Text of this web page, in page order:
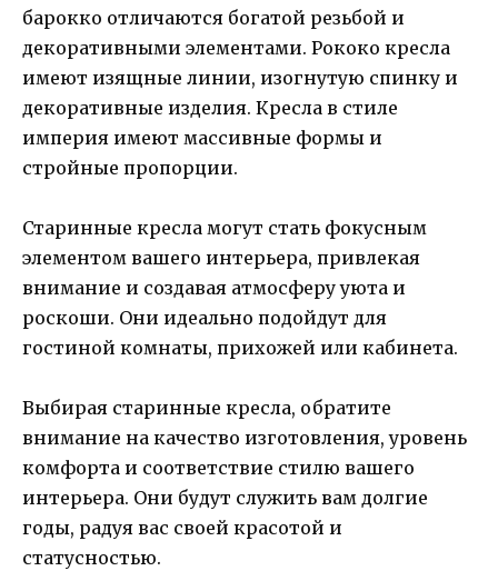
барокко отличаются богатой резьбой и
декоративными элементами. Рококо кресла
имеют изящные линии, изогнутую спинку и
декоративные изделия. Кресла в стиле
империя имеют массивные формы и
стройные пропорции.
Старинные кресла могут стать фокусным
элементом вашего интерьера, привлекая
внимание и создавая атмосферу уюта и
роскоши. Они идеально подойдут для
гостиной комнаты, прихожей или кабинета.
Выбирая старинные кресла, обратите
внимание на качество изготовления, уровень
комфорта и соответствие стилю вашего
интерьера. Они будут служить вам долгие
годы, радуя вас своей красотой и
статусностью.